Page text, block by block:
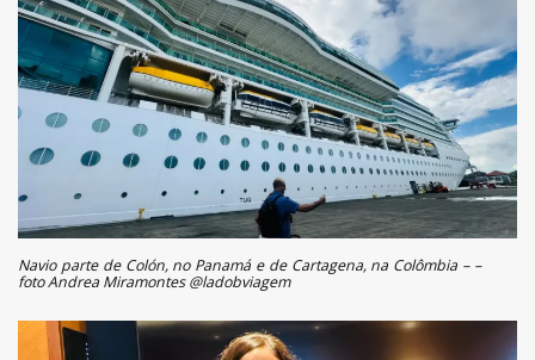
Navio parte de Colón, no Panamá e de Cartagena, na Colômbia – –
foto Andrea Miramontes @ladobviagem